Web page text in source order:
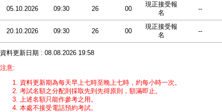
05.10.2026 09:30 26 00
現正接受報
名
--
20.10.2026 09:30 26 00
現正接受報
名
--
資料更新日期 : 08.08.2026 19:58
注意:
資料更新期為每天早上七時至晚上七時，約每小時一次。
考試名額之分配則採取先到先得原則，額滿即止。
上述名額只能作參考之用。
本處不接受電話預約考試。